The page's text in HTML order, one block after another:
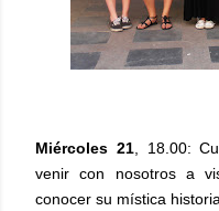
Miércoles 21, 18.00:
venir con nosotros a
conocer su mística